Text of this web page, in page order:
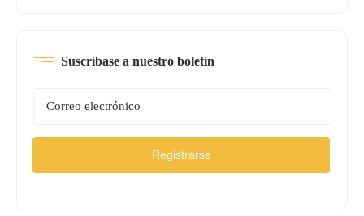
Suscríbase a nuestro boletín
Registrarse